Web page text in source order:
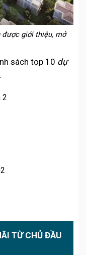
được giới thiệu, mở
sách top 10 dự
2
TỪ CHỦ ĐẦU